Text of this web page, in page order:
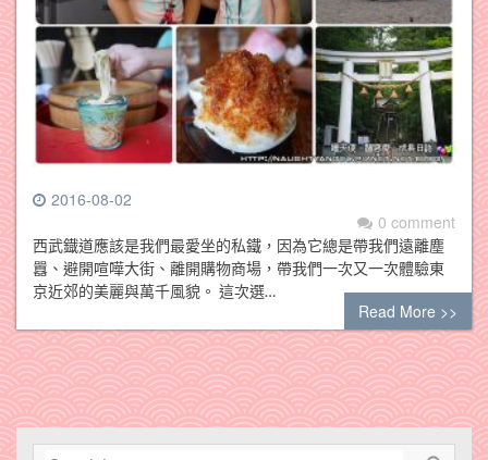
2016-08-02
0 comment
西武鐡道應該是我們最愛坐的私鐵，因為它總是帶我們遠離塵
囂、避開喧嘩大街、離開購物商場，帶我們一次又一次體驗東
京近郊的美麗與萬千風貌。 這次選…
Read More >>